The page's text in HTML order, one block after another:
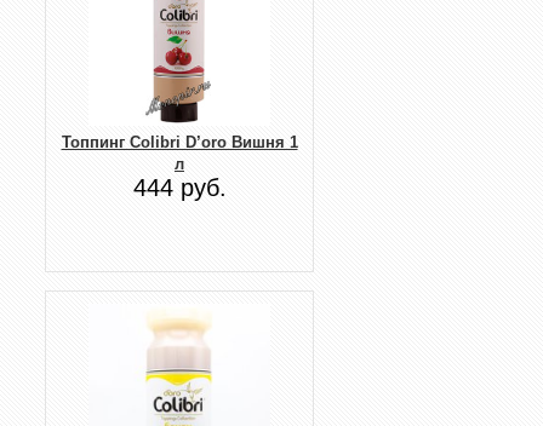
Топпинг Colibri D’oro Вишня 1
л
444 руб.